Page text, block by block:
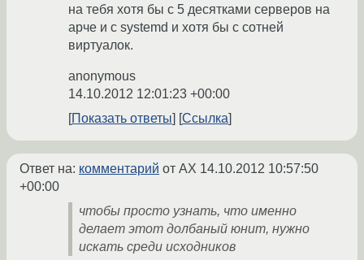
на тебя хотя бы с 5 десятками серверов на
арче и с systemd и хотя бы с сотней
виртуалок.
anonymous
14.10.2012 12:01:23 +00:00
Показать ответы
Ссылка
Ответ на: комментарий от AX 14.10.2012 10:57:50
+00:00
чтобы просто узнать, что именно
делает этот долбаный юнит, нужно
искать среди исходников